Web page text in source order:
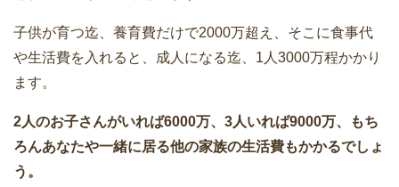
子供が育つ迄、養育費だけで2000万超え、そこに食事代
や生活費を入れると、成人になる迄、1人3000万程かかり
ます。
2人のお子さんがいれば6000万、3人いれば9000万、もち
ろんあなたや一緒に居る他の家族の生活費もかかるでしょ
う。